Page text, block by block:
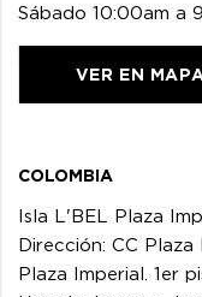
Sábado 10:00am a
VER EN
COLOMBIA
Isla L'BEL Plaza
Dirección: CC
Plaza Imperial. 1er